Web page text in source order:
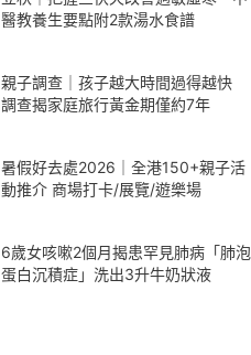
醫教養生要點附2款湯水食譜
親子調查｜孩子越大時間過得越快
調查揭家庭旅行黃金期僅約7年
暑假好去處2026｜全港150+親子活
動推介 商場打卡/展覽/遊樂場
6歲女咳嗽2個月揭患罕見肺病「肺泡
蛋白沉積症」洗出3升牛奶狀液